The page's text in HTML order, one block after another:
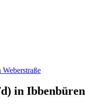
in Ibbenbüren